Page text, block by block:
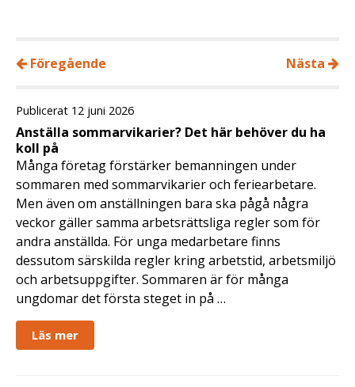
Föregående Nästa
Publicerat 12 juni 2026
Anställa sommarvikarier? Det här behöver du ha
koll på
Många företag förstärker bemanningen under
sommaren med sommarvikarier och feriearbetare.
Men även om anställningen bara ska pågå några
veckor gäller samma arbetsrättsliga regler som för
andra anställda. För unga medarbetare finns
dessutom särskilda regler kring arbetstid, arbetsmiljö
och arbetsuppgifter. Sommaren är för många
ungdomar det första steget in på …
Läs mer